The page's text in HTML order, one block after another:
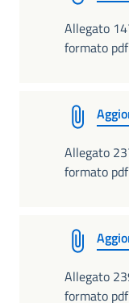
Allegato
formato pdf
Allegato
formato pdf
Allegato
formato pdf